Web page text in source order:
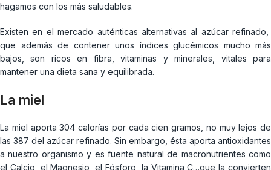
hagamos con los más saludables.
Existen en el mercado auténticas alternativas al azúcar refinado,
que además de contener unos índices glucémicos mucho más
bajos, son ricos en fibra, vitaminas y minerales, vitales para
mantener una dieta sana y equilibrada.
La miel
La miel aporta 304 calorías por cada cien gramos, no muy lejos de
las 387 del azúcar refinado. Sin embargo, ésta aporta antioxidantes
a nuestro organismo y es fuente natural de macronutrientes como
el Calcio, el Magnesio, el Fósforo, la Vitamina C…que la convierten